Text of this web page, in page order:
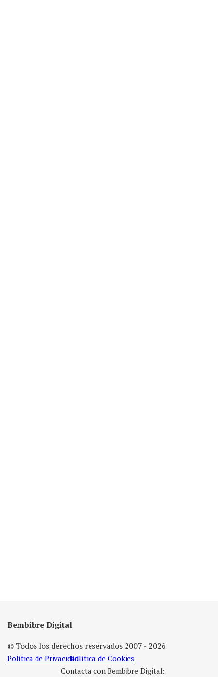
Bembibre Digital
© Todos los derechos reservados 2007 - 2026
Política de PrivacidadPolítica de Cookies
Contacta con Bembibre Digital: